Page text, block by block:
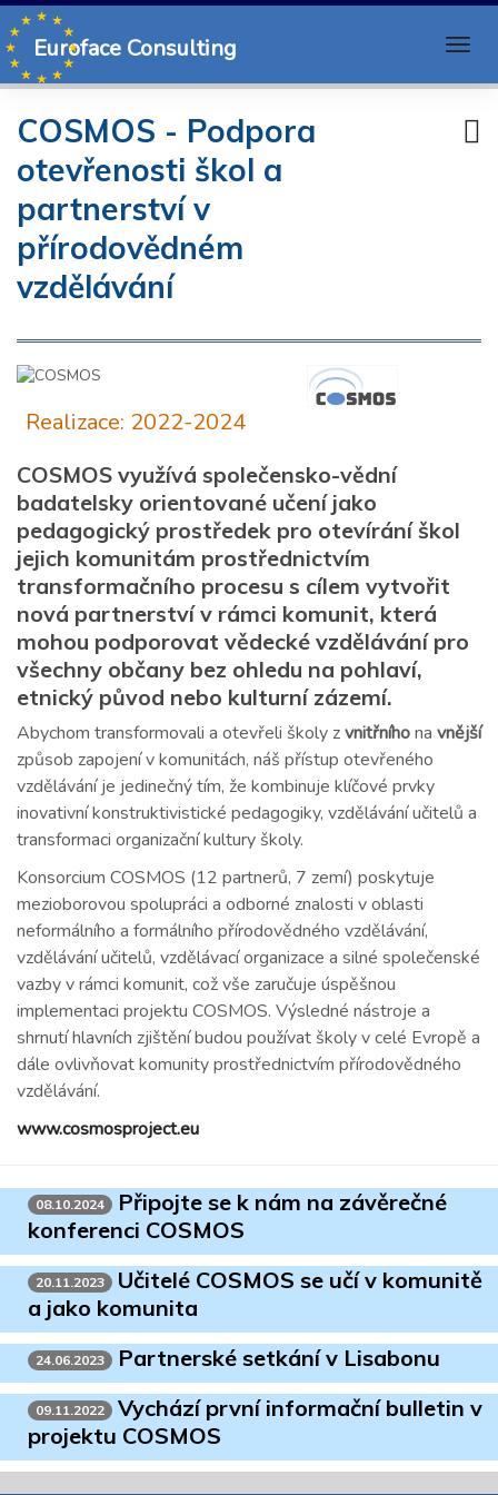
Euroface Consulting
COSMOS - Podpora
otevřenosti škol a
partnerství v
přírodovědném
vzdělávání
Realizace: 2022-2024
COSMOS využívá společensko-vědní
badatelsky orientované učení jako
pedagogický prostředek pro otevírání škol
jejich komunitám prostřednictvím
transformačního procesu s cílem vytvořit
nová partnerství v rámci komunit, která
mohou podporovat vědecké vzdělávání pro
všechny občany bez ohledu na pohlaví,
etnický původ nebo kulturní zázemí.
Abychom transformovali a otevřeli školy zvnitřníhona vnější
způsob zapojení v komunitách, náš přístup otevřeného
vzdělávání je jedinečný tím, že kombinuje klíčové prvky
inovativní konstruktivistické pedagogiky, vzdělávání učitelů a
transformaci organizační kultury školy.
Konsorcium COSMOS (12 partnerů, 7 zemí) poskytuje
mezioborovou spolupráci a odborné znalosti v oblasti
neformálního a formálního přírodovědného vzdělávání,
vzdělávání učitelů, vzdělávací organizace a silné společenské
vazby v rámci komunit, což vše zaručuje úspěšnou
implementaci projektu COSMOS. Výsledné nástroje a
shrnutí hlavních zjištění budou používat školy v celé Evropě a
dále ovlivňovat komunity prostřednictvím přírodovědného
vzdělávání.
www.cosmosproject.eu
08.10.2024
Připojte se k nám na závěrečné
konferenci COSMOS
20.11.2023
Učitelé COSMOS se učí v komunitě
a jako komunita
24.06.2023 Partnerské setkání v Lisabonu
09.11.2022
Vychází první informační bulletin v
projektu COSMOS